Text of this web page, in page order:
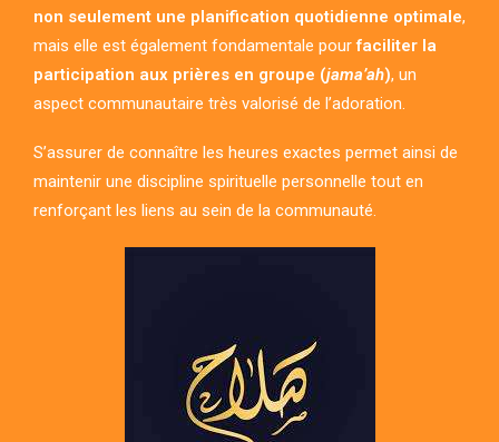
non seulement une planification quotidienne optimale,
mais elle est également fondamentale pourfaciliter la
participation aux prières en groupe (jama’ah), un
aspect communautaire très valorisé de l’adoration.
S’assurer de connaître les heures exactes permet ainsi de
maintenir une discipline spirituelle personnelle tout en
renforçant les liens au sein de la communauté.